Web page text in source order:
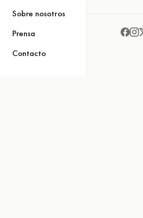
Sobre nosotros
Prensa
Contacto